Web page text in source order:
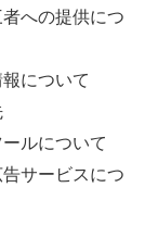
への提供につ
について
ルについて
サービスにつ